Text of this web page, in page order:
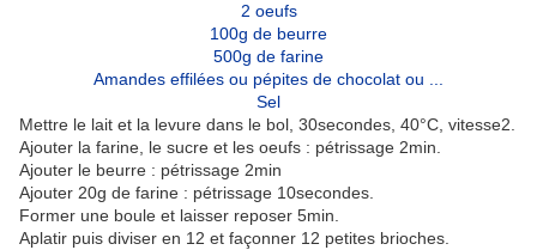
2 oeufs
100g de beurre
500g de farine
Amandes effilées ou pépites de chocolat ou ...
Sel
Mettre le lait et la levure dans le bol, 30secondes, 40°C, vitesse2.
Ajouter la farine, le sucre et les oeufs : pétrissage 2min.
Ajouter le beurre : pétrissage 2min
Ajouter 20g de farine : pétrissage 10secondes.
Former une boule et laisser reposer 5min.
Aplatir puis diviser en 12 et façonner 12 petites brioches.